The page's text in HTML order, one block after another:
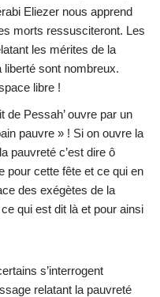
Eliezer nous apprend
morts ressusciteront. Les
les mérites de la
sont nombreux.
libre !
de Pessah’ ouvre par un
pauvre » ! Si on ouvre la
pauvreté c’est dire ô
pour cette fête et ce qui en
des exégètes de la
qui est dit là et pour ainsi
s’interrogent
relatant la pauvreté